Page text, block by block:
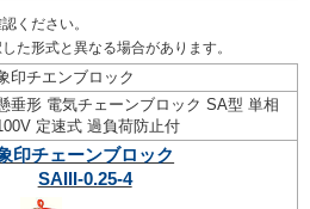
ください。
た形式と異なる場合があります。
印チエンブロック
垂形 電気チェーンブロック SA型 単相
定速式 過負荷防止付
印チェーンブロック
SAIII-0.25-4